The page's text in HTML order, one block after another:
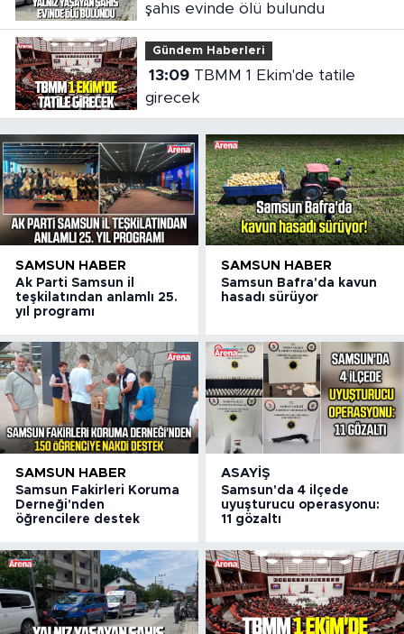
şahıs evinde ölü bulundu
Gündem Haberleri
13:09TBMM 1 Ekim'de tatile
girecek
SAMSUN HABER
Ak Parti Samsun il
teşkilatından anlamlı 25.
yıl programı
SAMSUN HABER
Samsun Bafra'da kavun
hasadı sürüyor
SAMSUN HABER
Samsun Fakirleri Koruma
Derneği'nden
öğrencilere destek
ASAYIŞ
Samsun'da 4 ilçede
uyuşturucu operasyonu:
11 gözaltı